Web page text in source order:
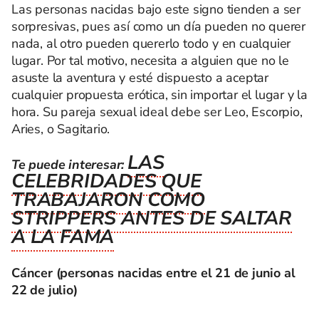
Las personas nacidas bajo este signo tienden a ser
sorpresivas, pues así como un día pueden no querer
nada, al otro pueden quererlo todo y en cualquier
lugar. Por tal motivo, necesita a alguien que no le
asuste la aventura y esté dispuesto a aceptar
cualquier propuesta erótica, sin importar el lugar y la
hora. Su pareja sexual ideal debe ser Leo, Escorpio,
Aries, o Sagitario.
Te puede interesar: LAS
CELEBRIDADES QUE
TRABAJARON COMO
STRIPPERS ANTES DE SALTAR
A LA FAMA
Cáncer (personas nacidas entre el 21 de junio al
22 de julio)